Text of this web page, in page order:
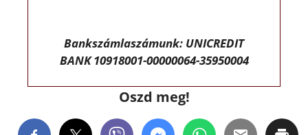
Bankszámlaszámunk: UNICREDIT
BANK 10918001-00000064-35950004
Oszd meg!